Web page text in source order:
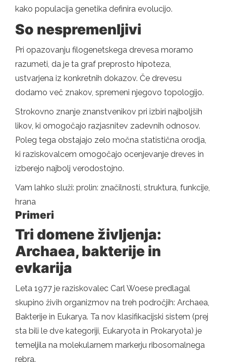
kako populacija genetika definira evolucijo.
So nespremenljivi
Pri opazovanju filogenetskega drevesa moramo
razumeti, da je ta graf preprosto hipoteza,
ustvarjena iz konkretnih dokazov. Če drevesu
dodamo več znakov, spremeni njegovo topologijo.
Strokovno znanje znanstvenikov pri izbiri najboljših
likov, ki omogočajo razjasnitev zadevnih odnosov.
Poleg tega obstajajo zelo močna statistična orodja,
ki raziskovalcem omogočajo ocenjevanje dreves in
izberejo najbolj verodostojno.
Vam lahko služi: prolin: značilnosti, struktura, funkcije,
hrana
Primeri
Tri domene življenja:
Archaea, bakterije in
evkarija
Leta 1977 je raziskovalec Carl Woese predlagal
skupino živih organizmov na treh področjih: Archaea,
Bakterije in Eukarya. Ta nov klasifikacijski sistem (prej
sta bili le dve kategoriji, Eukaryota in Prokaryota) je
temeljila na molekularnem markerju ribosomalnega
rebra.